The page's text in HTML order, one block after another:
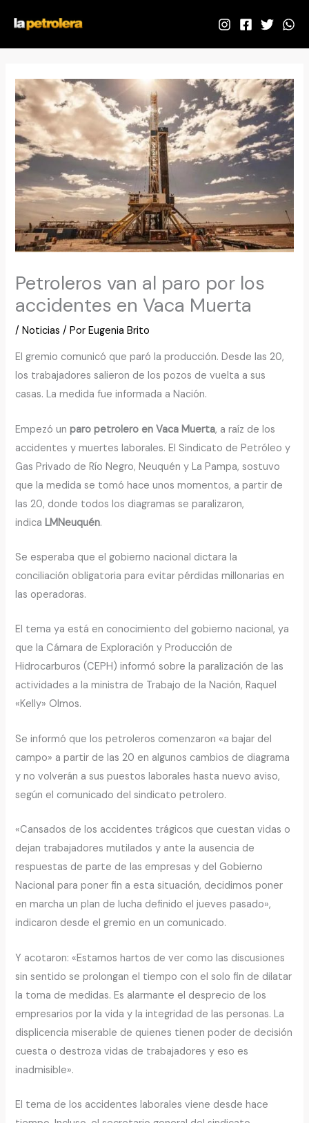
contenido
Petroleros van al paro por los
accidentes en Vaca Muerta
/Noticias / PorEugenia Brito
El gremio comunicó que paró la producción. Desde las 20,
los trabajadores salieron de los pozos de vuelta a sus
casas. La medida fue informada a Nación.
Empezó unparo petrolero en Vaca Muerta, a raíz de los
accidentes y muertes laborales. El Sindicato de Petróleo y
Gas Privado de Río Negro, Neuquén y La Pampa, sostuvo
que la medida se tomó hace unos momentos, a partir de
las 20, donde todos los diagramas se paralizaron,
indica LMNeuquén.
Se esperaba que el gobierno nacional dictara la
conciliación obligatoria para evitar pérdidas millonarias en
las operadoras.
El tema ya está en conocimiento del gobierno nacional, ya
que la Cámara de Exploración y Producción de
Hidrocarburos (CEPH) informó sobre la paralización de las
actividades a la ministra de Trabajo de la Nación, Raquel
«Kelly» Olmos.
Se informó que los petroleros comenzaron «a bajar del
campo» a partir de las 20 en algunos cambios de diagrama
y no volverán a sus puestos laborales hasta nuevo aviso,
según el comunicado del sindicato petrolero.
«Cansados de los accidentes trágicos que cuestan vidas o
dejan trabajadores mutilados y ante la ausencia de
respuestas de parte de las empresas y del Gobierno
Nacional para poner fin a esta situación, decidimos poner
en marcha un plan de lucha definido el jueves pasado»,
indicaron desde el gremio en un comunicado.
Y acotaron: «Estamos hartos de ver como las discusiones
sin sentido se prolongan el tiempo con el solo fin de dilatar
la toma de medidas. Es alarmante el desprecio de los
empresarios por la vida y la integridad de las personas. La
displicencia miserable de quienes tienen poder de decisión
cuesta o destroza vidas de trabajadores y eso es
inadmisible».
El tema de los accidentes laborales viene desde hace